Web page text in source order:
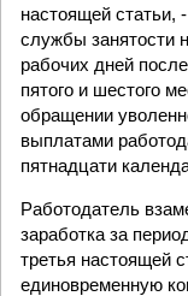
настоящей статьи,
службы занятости
рабочих дней
пятого и шестого
обращении
выплатами
пятнадцати
Работодатель
заработка за
третья настоящей
единовременную